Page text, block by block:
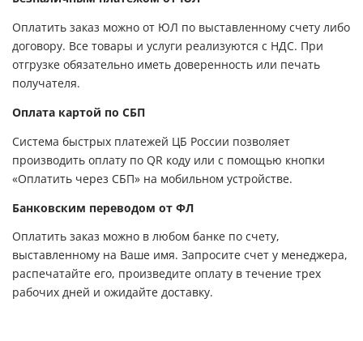
Оплатить заказ можно от ЮЛ по выставленному счету либо
договору. Все товары и услуги реализуются с НДС. При
отгрузке обязательно иметь доверенность или печать
получателя.
Оплата картой по СБП
Система быстрых платежей ЦБ России позволяет
производить оплату по QR коду или с помощью кнопки
«Оплатить через СБП» на мобильном устройстве.
Банковским переводом от ФЛ
Оплатить заказ можно в любом банке по счету,
выставленному на Ваше имя. Запросите счет у менеджера,
распечатайте его, произведите оплату в течение трех
рабочих дней и ожидайте доставку.